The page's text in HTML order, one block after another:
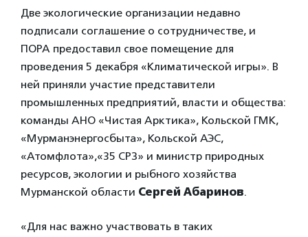
Две экологические организации недавно
подписали соглашение о сотрудничестве, и
ПОРА предоставил свое помещение для
проведения 5 декабря «Климатической игры». В
ней приняли участие представители
промышленных предприятий, власти и общества:
команды АНО «Чистая Арктика», Кольской ГМК,
«Мурманэнергосбыта», Кольской АЭС,
«Атомфлота»,«35 СРЗ» и министр природных
ресурсов, экологии и рыбного хозяйства
Мурманской области Сергей Абаринов.
«Для нас важно участвовать в таких